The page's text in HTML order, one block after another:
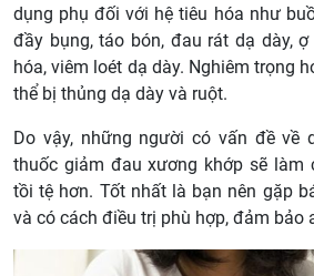
dụng phụ đối với hệ tiêu hóa như
đầy bụng, táo bón, đau rát dạ dày,
hóa, viêm loét dạ dày. Nghiêm trọng
thể bị thủng dạ dày và ruột.
Do vậy, những người có vấn đề về
thuốc giảm đau xương khớp sẽ làm
tồi tệ hơn. Tốt nhất là bạn nên gặp
và có cách điều trị phù hợp, đảm bảo